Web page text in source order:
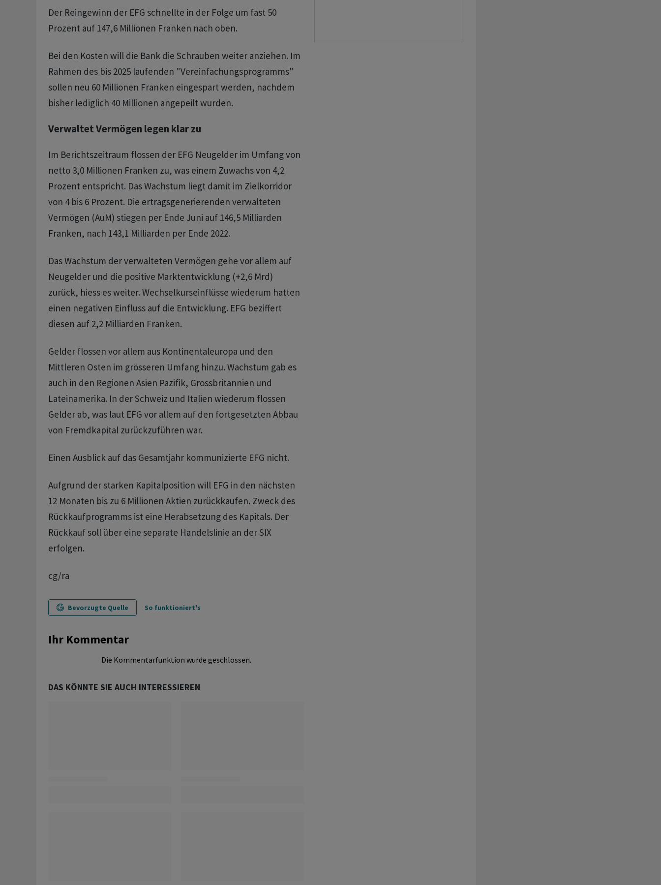
Der Reingewinn der EFG schnellte in der Folge um fast 50
Prozent auf 147,6 Millionen Franken nach oben.
Bei den Kosten will die Bank die Schrauben weiter anziehen. Im
Rahmen des bis 2025 laufenden "Vereinfachungsprogramms"
sollen neu 60 Millionen Franken eingespart werden, nachdem
bisher lediglich 40 Millionen angepeilt wurden.
Verwaltet Vermögen legen klar zu
Im Berichtszeitraum flossen der EFG Neugelder im Umfang von
netto 3,0 Millionen Franken zu, was einem Zuwachs von 4,2
Prozent entspricht. Das Wachstum liegt damit im Zielkorridor
von 4 bis 6 Prozent. Die ertragsgenerierenden verwalteten
Vermögen (AuM) stiegen per Ende Juni auf 146,5 Milliarden
Franken, nach 143,1 Milliarden per Ende 2022.
Das Wachstum der verwalteten Vermögen gehe vor allem auf
Neugelder und die positive Marktentwicklung (+2,6 Mrd)
zurück, hiess es weiter. Wechselkurseinflüsse wiederum hatten
einen negativen Einfluss auf die Entwicklung. EFG beziffert
diesen auf 2,2 Milliarden Franken.
Gelder flossen vor allem aus Kontinentaleuropa und den
Mittleren Osten im grösseren Umfang hinzu. Wachstum gab es
auch in den Regionen Asien Pazifik, Grossbritannien und
Lateinamerika. In der Schweiz und Italien wiederum flossen
Gelder ab, was laut EFG vor allem auf den fortgesetzten Abbau
von Fremdkapital zurückzuführen war.
Einen Ausblick auf das Gesamtjahr kommunizierte EFG nicht.
Aufgrund der starken Kapitalposition will EFG in den nächsten
12 Monaten bis zu 6 Millionen Aktien zurückkaufen. Zweck des
Rückkaufprogramms ist eine Herabsetzung des Kapitals. Der
Rückkauf soll über eine separate Handelslinie an der SIX
erfolgen.
cg/ra
Bevorzugte Quelle So funktioniert's
Ihr Kommentar
Die Kommentarfunktion wurde geschlossen.
DAS KÖNNTE SIE AUCH INTERESSIEREN